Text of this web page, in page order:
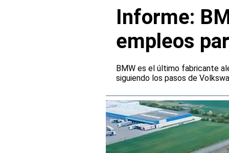
Informe:
empleos
BMW es el último fabricante
siguiendo los pasos de